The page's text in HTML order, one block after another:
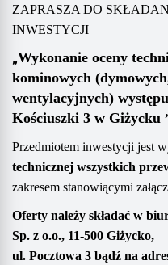
ZAPRASZA DO SKŁADA
INWESTYCJI
„Wykonanie oceny
kominowych
wentylacyjnych)
Kościuszki 3 w Giżycku
Przedmiotem inwestycji jest
technicznej wszystkich
zakresem stanowiącymi
Oferty należy składać w
Sp. z o.o., 11-500 Giżycko,
ul. Pocztowa 3 bądź na